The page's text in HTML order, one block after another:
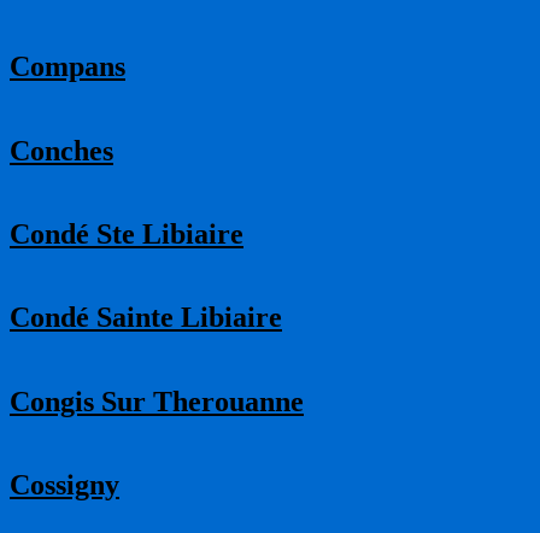
Compans
Conches
Condé Ste Libiaire
Condé Sainte Libiaire
Congis Sur Therouanne
Cossigny